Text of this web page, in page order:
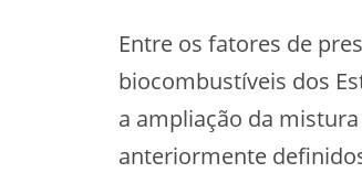
Entre os fatores de
biocombustíveis dos
a ampliação da
anteriormente